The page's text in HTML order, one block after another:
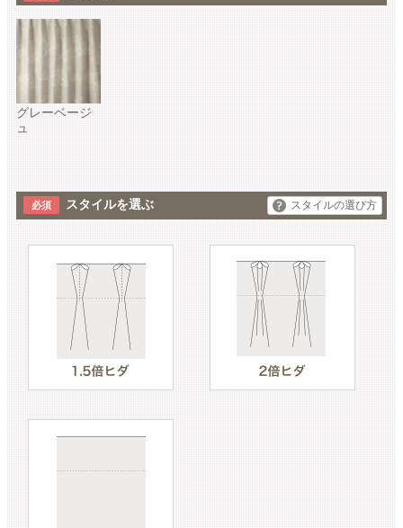
グレーベージ
ュ
スタイルを選ぶ スタイルの選び方